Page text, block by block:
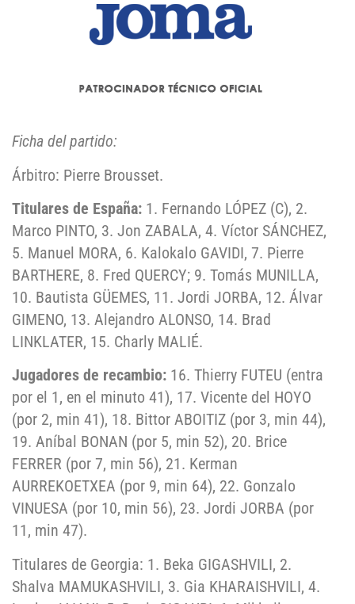
Ficha del partido:
Árbitro: Pierre Brousset.
Titulares de España: 1. Fernando LÓPEZ (C), 2.
Marco PINTO, 3. Jon ZABALA, 4. Víctor SÁNCHEZ,
5. Manuel MORA, 6. Kalokalo GAVIDI, 7. Pierre
BARTHERE, 8. Fred QUERCY; 9. Tomás MUNILLA,
10. Bautista GÜEMES, 11. Jordi JORBA, 12. Álvar
GIMENO, 13. Alejandro ALONSO, 14. Brad
LINKLATER, 15. Charly MALIÉ.
Jugadores de recambio: 16. Thierry FUTEU (entra
por el 1, en el minuto 41), 17. Vicente del HOYO
(por 2, min 41), 18. Bittor ABOITIZ (por 3, min 44),
19. Aníbal BONAN (por 5, min 52), 20. Brice
FERRER (por 7, min 56), 21. Kerman
AURREKOETXEA (por 9, min 64), 22. Gonzalo
VINUESA (por 10, min 56), 23. Jordi JORBA (por
11, min 47).
Titulares de Georgia: 1. Beka GIGASHVILI, 2.
Shalva MAMUKASHVILI, 3. Gia KHARAISHVILI, 4.